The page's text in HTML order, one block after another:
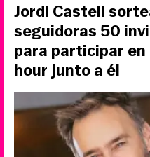
Jordi Castell
seguidoras 50
para participar en
hour junto a él